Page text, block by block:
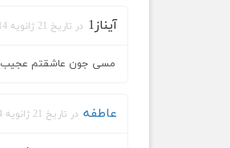
آیناز1 در تاریخ 21 ژانویه 2014 گفته :
مسی جون عاشقتم عجیب
عاطفه در تاریخ 21 ژانویه 2014 گفته :